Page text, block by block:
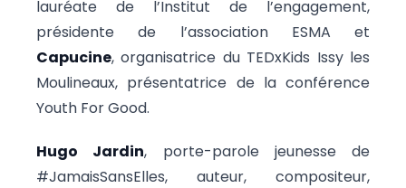
lauréate de l’Institut de l’engagement,
présidente de l’association ESMA et
Capucine, organisatrice du TEDxKids Issy les
Moulineaux, présentatrice de la conférence
Youth For Good.
Hugo Jardin, porte-parole jeunesse de
#JamaisSansElles, auteur, compositeur,